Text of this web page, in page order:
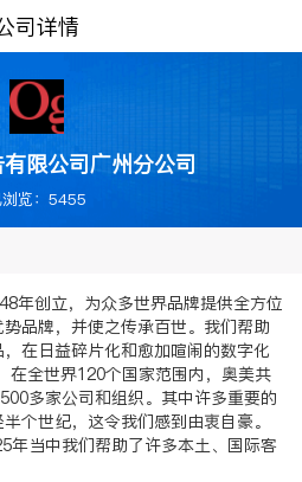
司详情
限公司广州分公司
浏览：5455
年创立，为众多世界品牌提供全方位
品牌，并使之传承百世。我们帮助
在日益碎片化和愈加喧闹的数字化
在全世界120个国家范围内，奥美共
多家公司和组织。其中许多重要的
个世纪，这令我们感到由衷自豪。
年当中我们帮助了许多本土、国际客